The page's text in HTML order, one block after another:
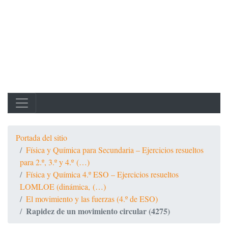
Portada del sitio
Física y Química para Secundaria – Ejercicios resueltos
para 2.º, 3.º y 4.º (…)
Física y Química 4.º ESO – Ejercicios resueltos
LOMLOE (dinámica, (…)
El movimiento y las fuerzas (4.º de ESO)
Rapidez de un movimiento circular (4275)